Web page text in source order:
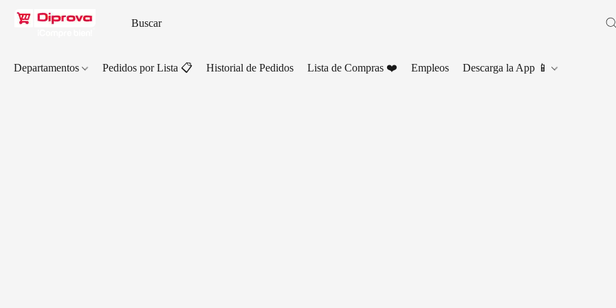
Departamentos Pedidos por Lista 📋 Historial de Pedidos Lista de Compras ❤️ Empleos Descarga la App 📱